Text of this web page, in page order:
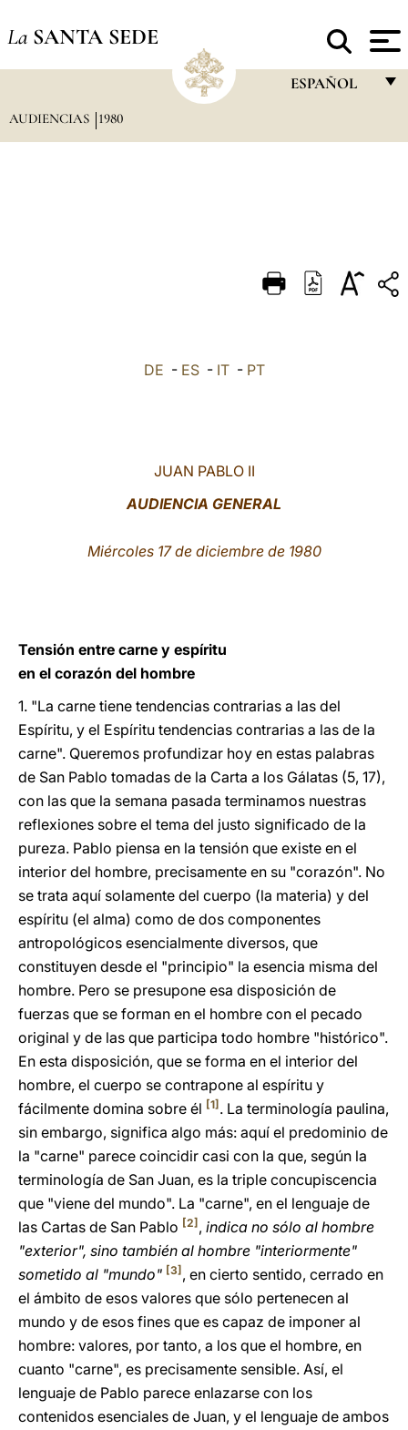
La SANTA SEDE
ESPAÑOL
DEUTSCH
AUDIENCIAS 1980
DE - ES- IT- PT
JUAN PABLO II
AUDIENCIA GENERAL
Miércoles 17 de diciembre de 1980
Tensión entre carne y espíritu
en el corazón del hombre
1. "La carne tiene tendencias contrarias a las del
Espíritu, y el Espíritu tendencias contrarias a las de la
carne". Queremos profundizar hoy en estas palabras
de San Pablo tomadas de la Carta a los Gálatas (5, 17),
con las que la semana pasada terminamos nuestras
reflexiones sobre el tema del justo significado de la
pureza. Pablo piensa en la tensión que existe en el
interior del hombre, precisamente en su "corazón". No
se trata aquí solamente del cuerpo (la materia) y del
espíritu (el alma) como de dos componentes
antropológicos esencialmente diversos, que
constituyen desde el "principio" la esencia misma del
hombre. Pero se presupone esa disposición de
fuerzas que se forman en el hombre con el pecado
original y de las que participa todo hombre "histórico".
En esta disposición, que se forma en el interior del
hombre, el cuerpo se contrapone al espíritu y
fácilmente domina sobre él [1] . La terminología paulina,
sin embargo, significa algo más: aquí el predominio de
la "carne" parece coincidir casi con la que, según la
terminología de San Juan, es la triple concupiscencia
que "viene del mundo". La "carne", en el lenguaje de
las Cartas de San Pablo [2] , indica no sólo al hombre
"exterior", sino también al hombre "interiormente"
sometido al "mundo" [3] , en cierto sentido, cerrado en
el ámbito de esos valores que sólo pertenecen al
mundo y de esos fines que es capaz de imponer al
hombre: valores, por tanto, a los que el hombre, en
cuanto "carne", es precisamente sensible. Así, el
lenguaje de Pablo parece enlazarse con los
contenidos esenciales de Juan, y el lenguaje de ambos